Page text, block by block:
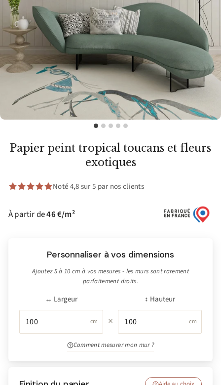
Papier peint tropical toucans et fleurs
exotiques
Noté 4,8 sur 5 par nos clients
À partir de46 €/m²
Personnaliser à vos dimensions
Ajoutez 5 à 10 cm à vos mesures - les murs sont rarement
parfaitement droits.
↔ Largeur
cm ×
↕ Hauteur
cm
Comment mesurer mon mur ?